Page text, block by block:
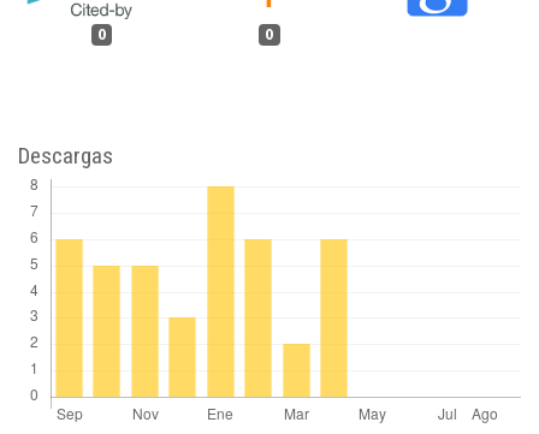
0 0
Descargas